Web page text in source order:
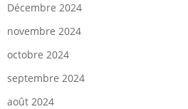
Décembre 2024
novembre 2024
octobre 2024
septembre 2024
août 2024